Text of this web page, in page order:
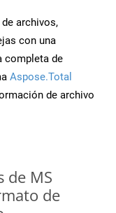
archivos,
con una
completa de
Aspose.Total
de archivo
de MS
de